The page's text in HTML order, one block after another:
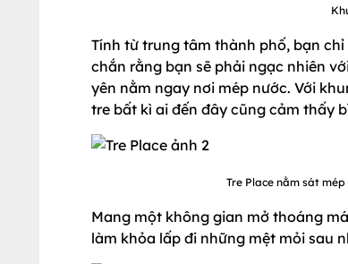
Tính từ trung tâm thành phố, bạn
chắn rằng bạn sẽ phải ngạc nhiên
yên nằm ngay nơi mép nước. Với
tre bất kì ai đến đây cũng cảm thấy
Tre Place nằm sát
Mang một không gian mở thoáng
làm khỏa lấp đi những mệt mỏi sau